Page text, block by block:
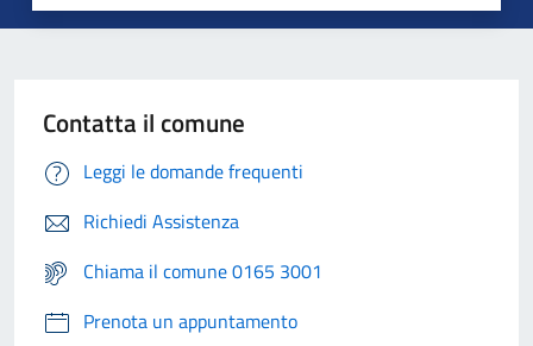
Contatta il comune
Leggi le domande frequenti
Richiedi Assistenza
Chiama il comune 0165 3001
Prenota un appuntamento